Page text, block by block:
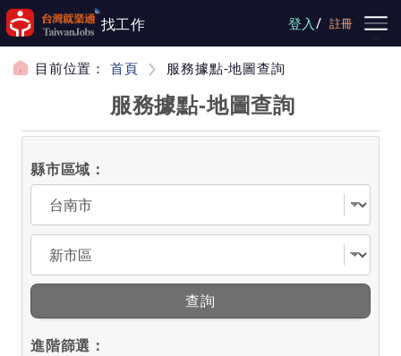
跳到主要內容
找工作 登入/ 註冊
目前位置： 首頁 服務據點-地圖查詢
服務據點-地圖查詢
縣市區域：
選擇縣市
選擇區域
查詢
進階篩選：